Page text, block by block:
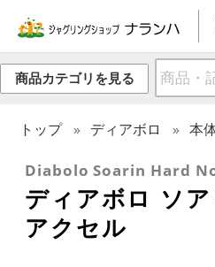
商品カテゴリを見る
トップ ディアボロ 本
Diabolo Soarin Hard
ディアボロ ソ
アクセル